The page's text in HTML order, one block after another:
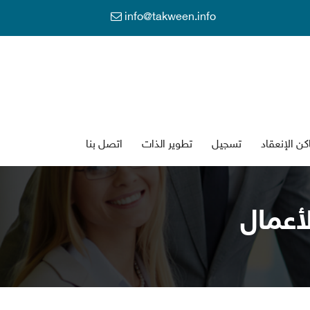
info@takween.info
الإنعقاد تسجي تطوير الذات اتصل بنا